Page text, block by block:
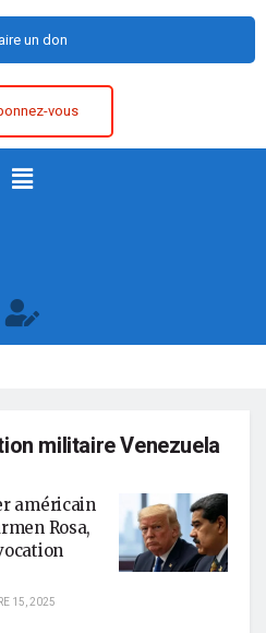
un don
vous
militaire Venezuela
américain
Rosa,
15, 2025